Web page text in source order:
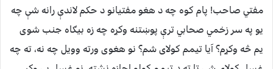
مفتي صاحب! پام کوه چه د هغو مفتیانو د حکم لاندې رانه شې چه
یو په سر زخمي صحابي ترې پوښتنه وکړه چه زه بیګاه جنب شوی
یم څه وکړم؟ آیا تیمم کولای شم؟ نو هغوی ورته وویل چه نه، ته چه